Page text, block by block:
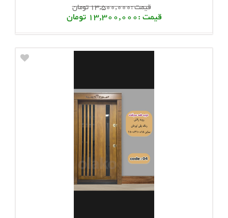
قیمت :13,500,000 تومان
قیمت :13,300,000 تومان